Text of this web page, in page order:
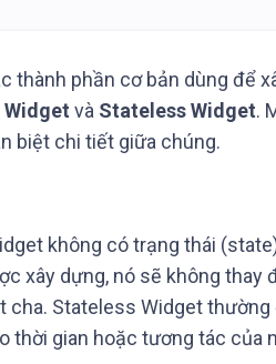
thành phần cơ bản dùng để
và Stateless Widget.
biệt chi tiết giữa chúng.
không có trạng thái
xây dựng, nó sẽ không
cha. Stateless Widget
thời gian hoặc tương tác của